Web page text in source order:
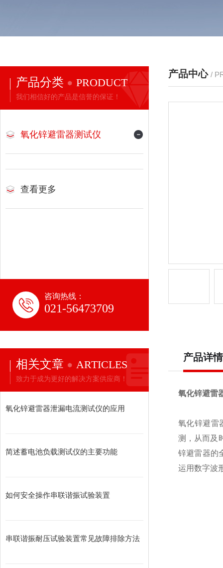
产品分类 PRODUCT
我们相信好的产品是信誉的保证！
氧化锌避雷器测试仪
查看更多
咨询热线：
021-56473709
相关文章 ARTICLES
致力于成为更好的解决方案供应商！
氧化锌避雷器泄漏电流测试仪的应用
简述蓄电池负载测试仪的主要功能
如何安全操作串联谐振试验装置
串联谐振耐压试验装置常见故障排除方法
产品中心 /
产品详情
氧化锌避雷
氧化锌避雷
测，从而及
锌避雷器的
运用数字波